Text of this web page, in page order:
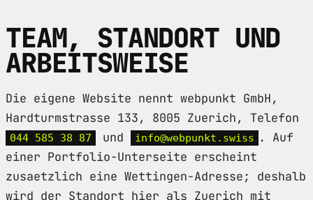
TEAM, STANDORT UND
ARBEITSWEISE
Die eigene Website nennt webpunkt GmbH,
Hardturmstrasse 133, 8005 Zuerich, Telefon
044 585 38 87 und info@webpunkt.swiss . Auf
einer Portfolio-Unterseite erscheint
zusaetzlich eine Wettingen-Adresse; deshalb
wird der Standort hier als Zuerich mit